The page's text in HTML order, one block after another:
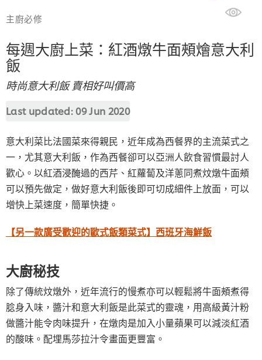
主廚必修
每週大廚上菜：紅酒燉牛面頰燴意大利
飯
時尚意大利飯 賣相好叫價高
Last updated:09 Jun 2020
意大利菜比法國菜來得親民，近年成為西餐界的主流菜式之
一，尤其意大利飯，作為西餐卻可以亞洲人飲食習慣最討人
歡心。以紅酒浸醃過的西芹、紅蘿蔔及洋蔥同煮炆燉牛面頰
可以預先做定，做好意大利飯後即可切成細件上放面，可以
增快上菜速度，簡單快捷。
【另一款廣受歡迎的歐式飯類菜式】西班牙海鮮飯
大廚秘技
除了傳統炆燉外，近年流行的慢煮亦可以輕鬆將牛面頰煮得
腍身入味，醬汁和意大利飯是此菜式的靈魂，用高級黃汁粉
做醬汁能令肉味提升，在燉肉是加入小量蘋果可以減淡紅酒
的酸味。配埋馬莎拉汁令畫面更豐富。